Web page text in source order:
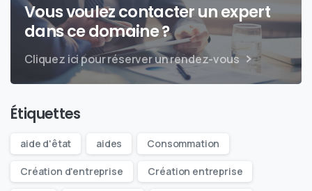
Vous voulez contacter un expert
dans ce domaine ?
Cliquez ici pour réserver un rendez-vous
Étiquettes
aide d'êtat aides Consommation
Création d'entreprise Création entreprise